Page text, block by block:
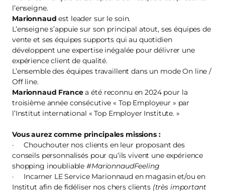
l’enseigne.
Marionnaud est leader sur le soin.
L’enseigne s’appuie sur son principal atout, ses équipes de
vente et ses équipes supports qui au quotidien
développent une expertise inégalée pour délivrer une
expérience client de qualité.
L’ensemble des équipes travaillent dans un mode On line /
Off line.
Marionnaud Francea été reconnu en 2024 pour la
troisième année consécutive « Top Employeur » par
l’Institut international « Top Employer Institute. »
Vous aurez comme principales missions :
· Chouchouter nos clients en leur proposant des
conseils personnalisés pour qu’ils vivent une expérience
shopping inoubliable#MarionnaudFeeling
· Incarner LE Service Marionnaud en magasin et/ou en
Institut afin de fidéliser nos chers clients (très important